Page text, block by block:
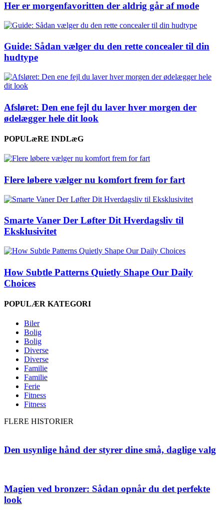
Her er morgenfavoritten der aldrig går af mode
Guide: Sådan vælger du den rette concealer til din
hudtype
Afsløret: Den ene fejl du laver hver morgen der
ødelægger hele dit look
POPULæRE INDLæG
Flere løbere vælger nu komfort frem for fart
Smarte Vaner Der Løfter Dit Hverdagsliv til
Eksklusivitet
How Subtle Patterns Quietly Shape Our Daily
Choices
POPULÆR KATEGORI
Biler
Bolig
Bolig
Diverse
Diverse
Familie
Familie
Ferie
Fitness
Fitness
FLERE HISTORIER
Den usynlige hånd der styrer dine små, daglige valg
Magien ved bronzer: Sådan opnår du det perfekte
look